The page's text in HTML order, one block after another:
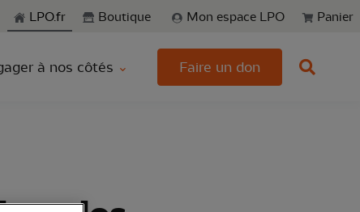
LPO.fr Boutique Mon espace LPO Panier
à nos côtés Faire un don